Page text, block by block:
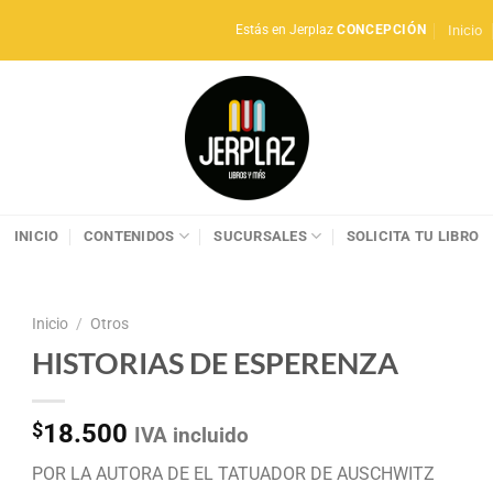
Estás en JerplazCONCEPCIÓN Inicio
INICIO CONTENIDOS SUCURSALES SOLICITA TU LIBRO
Inicio / Otros
HISTORIAS DE ESPERENZA
$18.500 IVA incluido
POR LA AUTORA DE EL TATUADOR DE AUSCHWITZ